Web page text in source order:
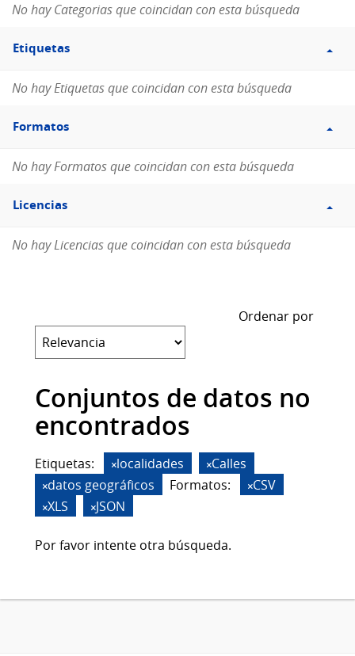
No hay Categorias que coincidan con esta búsqueda
Filtro
Etiquetas
Etiquetas
No hay Etiquetas que coincidan con esta búsqueda
Filtro
Formatos
Formatos
No hay Formatos que coincidan con esta búsqueda
Filtro
Licencias
Licencias
No hay Licencias que coincidan con esta búsqueda
Ordenar por
Conjuntos de datos no
encontrados
Etiquetas: localidades
Calles
datos geográficos
Formatos:
CSV
XLS
JSON
Por favor intente otra búsqueda.